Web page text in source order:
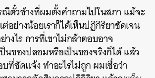
ณีตั๋วช้างที่ผมตั้งคำถามไปในสภา แม้จะ
อย่างน้อยเราก็ได้เห็นปฏิกิริยาชัดเจน
งไร การที่เขาไม่กล้าตอบอาจ
นของปลอมหรือเป็นของจริงก็ได้ แล้ว
ที่ชัดแจ้ง ทำอะไรไม่ถูก ผมเชื่อว่า